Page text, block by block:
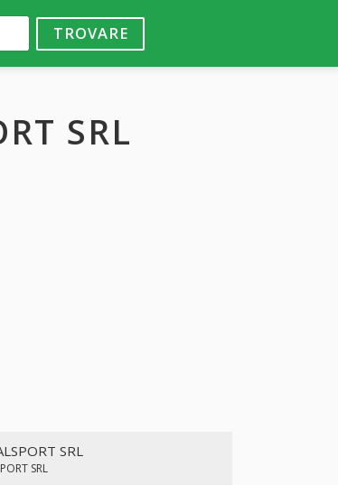
TROVARE
SRL
SRL
SRL